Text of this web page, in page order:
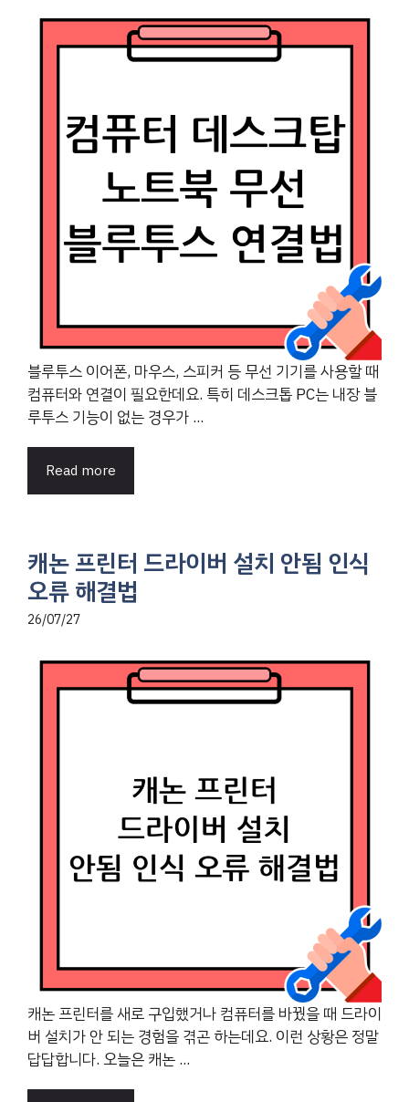
블루투스 이어폰, 마우스, 스피커 등 무선 기기를 사용할 때
컴퓨터와 연결이 필요한데요. 특히 데스크톱 PC는 내장 블
루투스 기능이 없는 경우가 ...
Read more
캐논 프린터 드라이버 설치 안됨 인식
오류 해결법
26/07/27
캐논 프린터를 새로 구입했거나 컴퓨터를 바꿨을 때 드라이
버 설치가 안 되는 경험을 겪곤 하는데요. 이런 상황은 정말
답답합니다. 오늘은 캐논 ...